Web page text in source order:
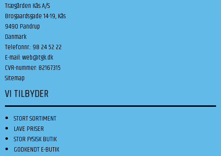
Trægården Kås A/S
Brogaardsgade 14-19, Kås
9490 Pandrup
Danmark
Telefonnr.: 98 24 52 22
E-mail:web@tgk.dk
CVR-nummer: 82167315
Sitemap
VI TILBYDER
STORT SORTIMENT
LAVE PRISER
STOR FYSISK BUTIK
GODKENDT E-BUTIK